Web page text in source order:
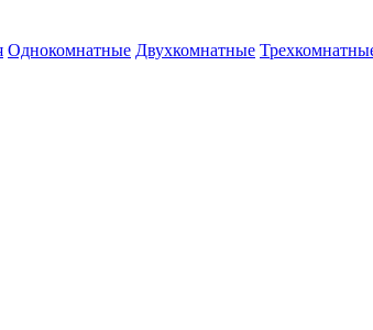
Однокомнатные Двухкомнатные